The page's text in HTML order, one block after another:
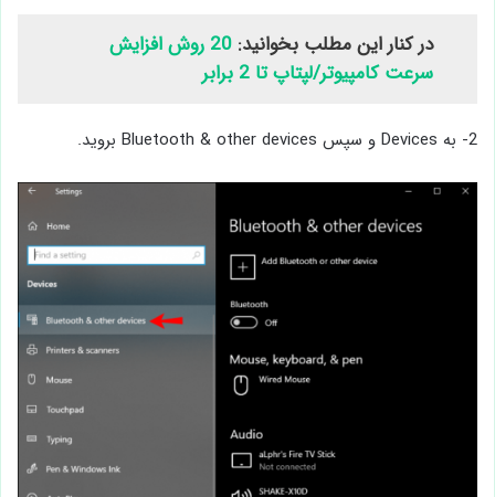
در کنار این مطلب بخوانید:
20 روش افزایش
سرعت کامپیوتر/لپتاپ تا 2 برابر
2- به Devices و سپس Bluetooth & other devices بروید.